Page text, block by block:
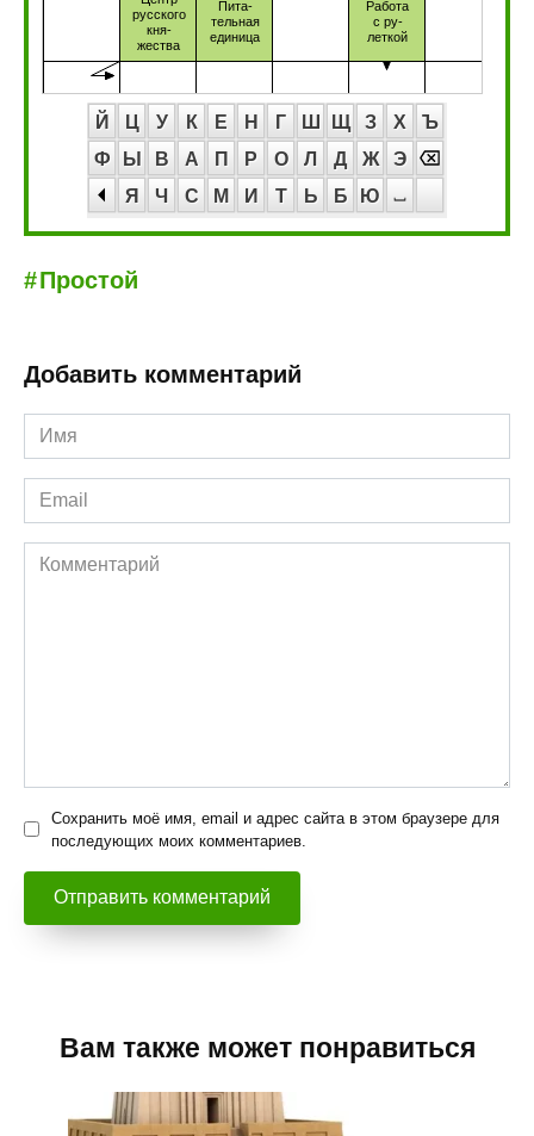
Й Ц У К Е Н Г Ш Щ З Х
Ъ
Ф
Ы В А П Р О Л Д Ж
Э
Я
Ч С М И Т Ь Б Ю
Простой
Добавить комментарий
Имя
*
Email
*
Комментарий
Сохранить моё имя, email и адрес сайта в этом браузере для
последующих моих комментариев.
Вам также может понравиться